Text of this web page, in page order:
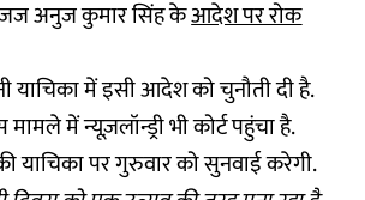
जज अनुज कुमार सिंह केआदेश पर रोक
याचिका में इसी आदेश को चुनौती दी है.
में न्यूज़लॉन्ड्री भी कोर्ट पहुंचा है.
याचिका पर गुरुवार को सुनवाई करेगी.